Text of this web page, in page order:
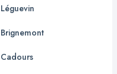
Léguevin
Brignemont
Cadours